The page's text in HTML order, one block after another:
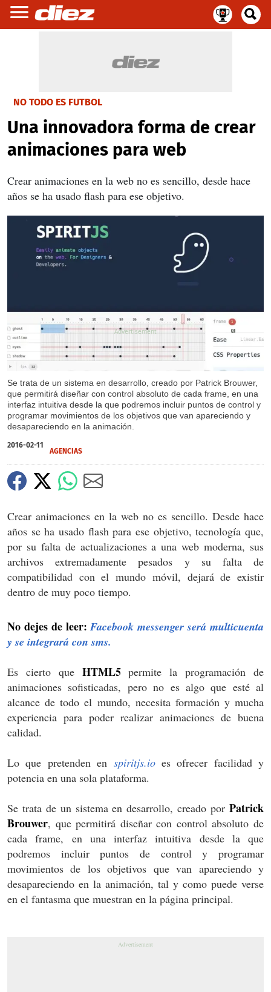
NO TODO ES FUTBOL
Una innovadora forma de crear
animaciones para web
Crear animaciones en la web no es sencillo, desde hace
años se ha usado flash para ese objetivo.
Se trata de un sistema en desarrollo, creado por Patrick Brouwer,
que permitirá diseñar con control absoluto de cada frame, en una
interfaz intuitiva desde la que podremos incluir puntos de control y
programar movimientos de los objetivos que van apareciendo y
desapareciendo en la animación.
X
2016-02-11
AGENCIAS
Crear animaciones en la web no es sencillo. Desde hace
años se ha usado flash para ese objetivo, tecnología que,
por su falta de actualizaciones a una web moderna, sus
archivos extremadamente pesados y su falta de
compatibilidad con el mundo móvil, dejará de existir
dentro de muy poco tiempo.
No dejes de leer:Facebook messenger será multicuenta
y se integrará con sms.
Es cierto que HTML5permite la programación de
animaciones sofisticadas, pero no es algo que esté al
alcance de todo el mundo, necesita formación y mucha
experiencia para poder realizar animaciones de buena
calidad.
Lo que pretenden en spiritjs.ioes ofrecer facilidad y
potencia en una sola plataforma.
Se trata de un sistema en desarrollo, creado por Patrick
Brouwer, que permitirá diseñar con control absoluto de
cada frame, en una interfaz intuitiva desde la que
podremos incluir puntos de control y programar
movimientos de los objetivos que van apareciendo y
desapareciendo en la animación, tal y como puede verse
en el fantasma que muestran en la página principal.